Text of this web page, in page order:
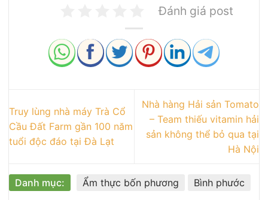
Đánh giá post
Truy lùng nhà máy Trà Cổ
Cầu Đất Farm gần 100 năm
tuổi độc đáo tại Đà Lạt
Nhà hàng Hải sản Tomato
– Team thiếu vitamin hải
sản không thể bỏ qua tại
Hà Nội
Danh mục: Ẩm thực bốn phương Bình phước